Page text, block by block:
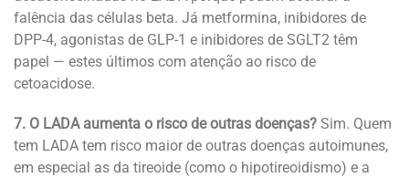
falência das células beta. Já metformina, inibidores de
DPP-4, agonistas de GLP-1 e inibidores de SGLT2 têm
papel — estes últimos com atenção ao risco de
cetoacidose.
7. O LADA aumenta o risco de outras doenças? Sim. Quem
tem LADA tem risco maior de outras doenças autoimunes,
em especial as da tireoide (como o hipotireoidismo) e a